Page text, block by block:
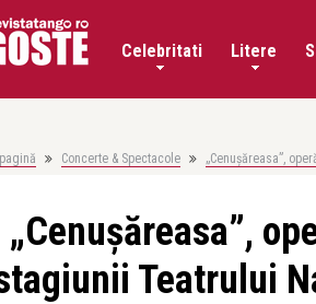
Celebritati Litere
Concerte & Spectacole „Cenușăreasa”,
„Cenușăreasa”,
Teatrului